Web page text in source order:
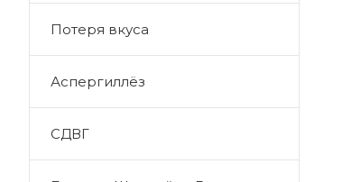
Потеря вкуса
Аспергиллёз
СДВГ